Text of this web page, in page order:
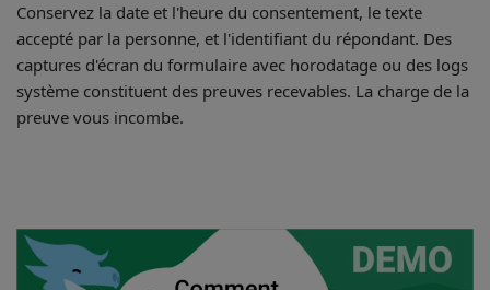
Conservez la date et l'heure du consentement, le texte
accepté par la personne, et l'identifiant du répondant. Des
captures d'écran du formulaire avec horodatage ou des logs
système constituent des preuves recevables. La charge de la
preuve vous incombe.